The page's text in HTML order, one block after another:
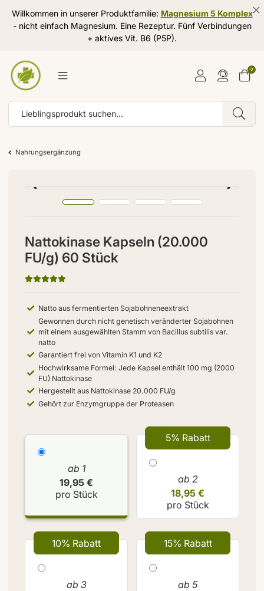
Willkommen in unserer Produktfamilie: Magnesium 5 Komplex
- nicht einfach Magnesium. Eine Rezeptur. Fünf Verbindungen
+ aktives Vit. B6 (P5P).
0
Nahrungsergänzung
Nattokinase Kapseln (20.000
FU/g) 60 Stück
Natto aus fermentierten Sojabohneneextrakt
Gewonnen durch nicht genetisch veränderter Sojabohnen
mit einem ausgewählten Stamm von Bacillus subtilis var.
natto
Garantiert frei von Vitamin K1 und K2
Hochwirksame Formel: Jede Kapsel enthält 100 mg (2000
FU) Nattokinase
Hergestellt aus Nattokinase 20.000 FU/g
Gehört zur Enzymgruppe der Proteasen
ab 1
19,95 €
pro Stück
5% Rabatt
ab 2
18,95 €
pro Stück
10% Rabatt
ab 3
15% Rabatt
ab 5